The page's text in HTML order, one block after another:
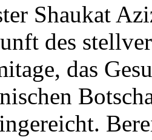
Shaukat
des
das